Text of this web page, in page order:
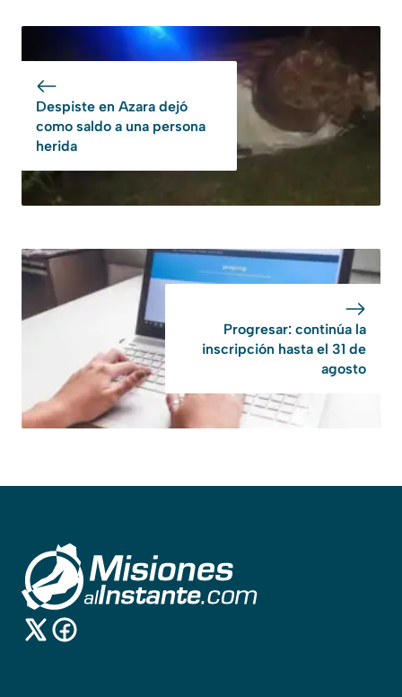
Despiste en Azara dejó
como saldo a una persona
herida
Progresar: continúa la
inscripción hasta el 31 de
agosto